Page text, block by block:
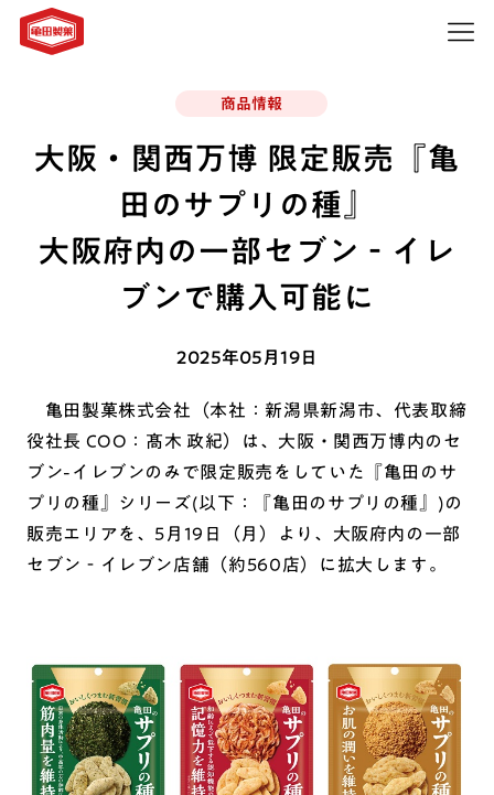
商品情報
大阪・関西万博 限定販売『亀
田のサプリの種』
大阪府内の一部セブン‐イレ
ブンで購入可能に
2025年05月19日
亀田製菓株式会社（本社：新潟県新潟市、代表取締
役社長 COO：髙木 政紀）は、大阪・関西万博内のセ
ブン-イレブンのみで限定販売をしていた『亀田のサ
プリの種』シリーズ(以下：『亀田のサプリの種』)の
販売エリアを、5月19日（月）より、大阪府内の一部
セブン‐イレブン店舗（約560店）に拡大します。